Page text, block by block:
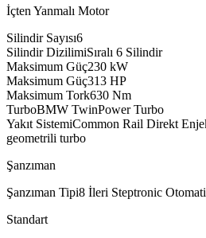
İçten Yanmalı Motor
Silindir Sayısı6
Silindir DizilimiSıralı 6 Silindir
Maksimum Güç230 kW
Maksimum Güç313 HP
Maksimum Tork630 Nm
TurboBMW TwinPower Turbo
Yakıt SistemiCommon Rail Direkt
geometrili turbo
Şanzıman
Şanzıman Tipi8 İleri Steptronic
Standart